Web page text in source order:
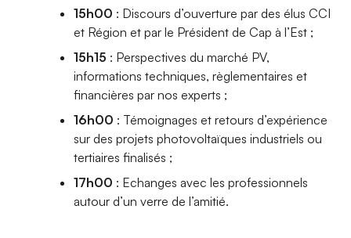
15h00 : Discours d’ouverture par des élus CCI
et Région et par le Président de Cap à l’Est ;
15h15 : Perspectives du marché PV,
informations techniques, règlementaires et
financières par nos experts ;
16h00 : Témoignages et retours d’expérience
sur des projets photovoltaïques industriels ou
tertiaires finalisés ;
17h00 : Echanges avec les professionnels
autour d’un verre de l’amitié.